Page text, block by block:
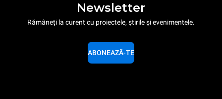
Newsletter
Rămâneți la curent cu proiectele, știrile și evenimentele.
ABONEAZĂ-TE